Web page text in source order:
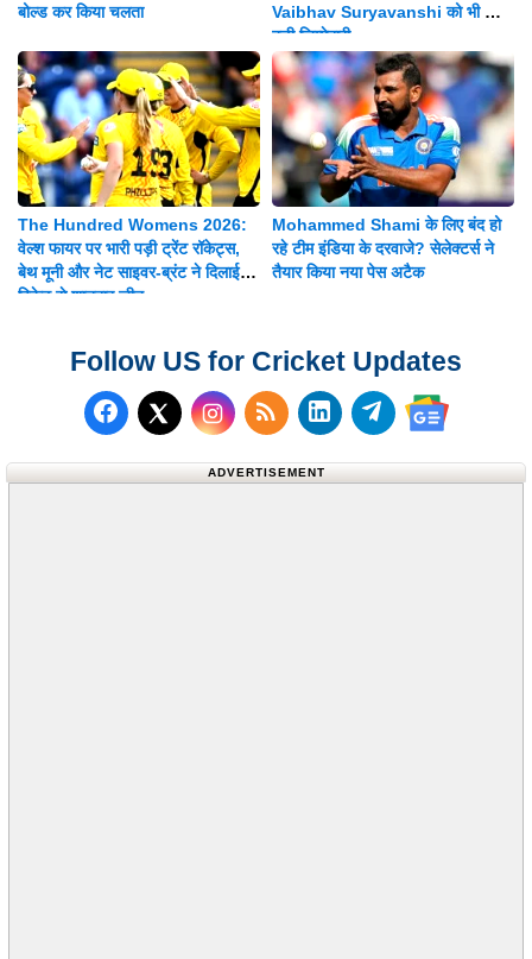
बोल्ड कर किया चलता
Vaibhav Suryavanshi को भी मिली
बड़ी जिम्मेदारी
The Hundred Womens 2026:
वेल्श फायर पर भारी पड़ी ट्रेंट रॉकेट्स,
बेथ मूनी और नेट साइवर-ब्रंट ने दिलाई 8
विकेट से शानदार जीत
Mohammed Shami के लिए बंद हो
रहे टीम इंडिया के दरवाजे? सेलेक्टर्स ने
तैयार किया नया पेस अटैक
Follow US for Cricket Updates
Follow us on Facebook
Follow us on X (Twitter)
Subscribe to our RSS
Follow us on
Follow us on
Follow us
ADVERTISEMENT